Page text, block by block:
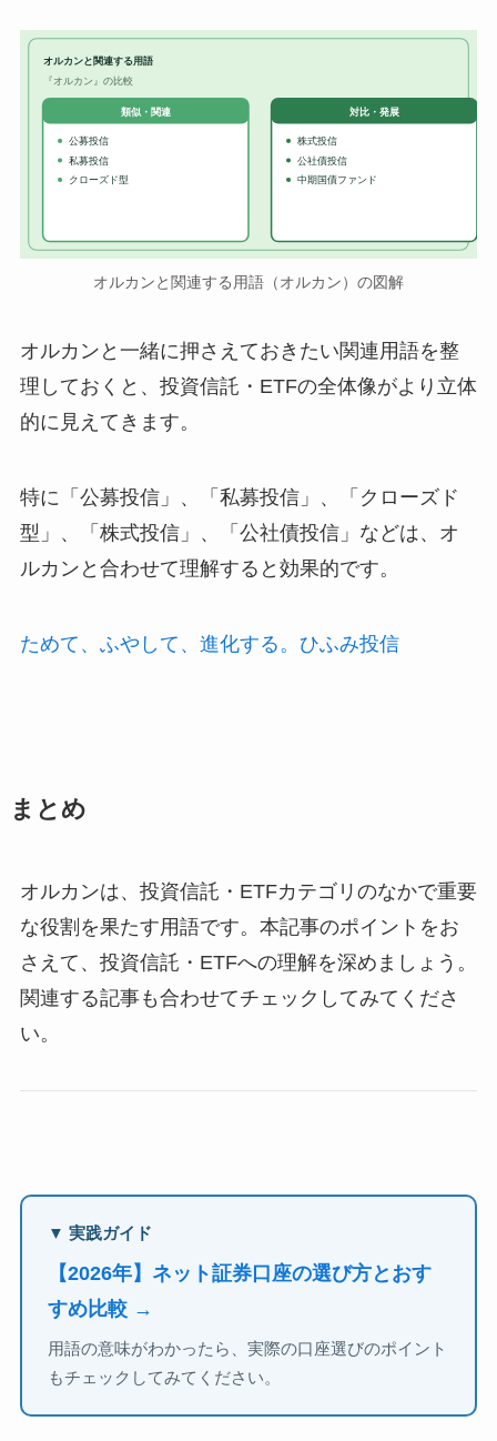
オルカンと関連する用語
『オルカン』の比較
類似・関連
公募投信
私募投信
クローズド型
対比・発展
株式投信
公社債投信
中期国債ファンド
オルカンと関連する用語（オルカン）の図解
オルカンと一緒に押さえておきたい関連用語を整
理しておくと、投資信託・ETFの全体像がより立体
的に見えてきます。
特に「公募投信」、「私募投信」、「クローズド
型」、「株式投信」、「公社債投信」などは、オ
ルカンと合わせて理解すると効果的です。
ためて、ふやして、進化する。ひふみ投信
まとめ
オルカンは、投資信託・ETFカテゴリのなかで重要
な役割を果たす用語です。本記事のポイントをお
さえて、投資信託・ETFへの理解を深めましょう。
関連する記事も合わせてチェックしてみてくださ
い。
▼ 実践ガイド
【2026年】ネット証券口座の選び方とおす
すめ比較 →
用語の意味がわかったら、実際の口座選びのポイント
もチェックしてみてください。